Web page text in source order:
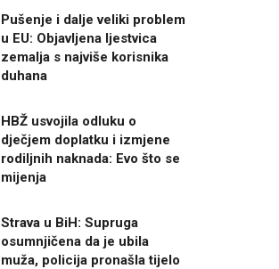
Pušenje i dalje veliki problem
u EU: Objavljena ljestvica
zemalja s najviše korisnika
duhana
HBŽ usvojila odluku o
dječjem doplatku i izmjene
rodiljnih naknada: Evo što se
mijenja
Strava u BiH: Supruga
osumnjičena da je ubila
muža, policija pronašla tijelo